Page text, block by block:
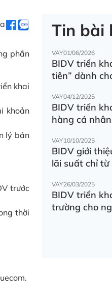
phần
khai
khoản
lý bán
trước
thời
Tin bài
VAY01/06/2026
BIDV triển
tiên” dành
VAY04/12/2025
BIDV triển
hàng cá
VAY10/10/2025
BIDV giới
lãi suất chỉ từ
VAY26/03/2025
BIDV triển
trường cho